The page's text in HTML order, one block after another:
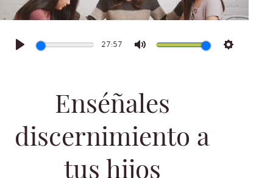
Play
27:57
Mute Settings
Enséñales
discernimiento a
tus hijos